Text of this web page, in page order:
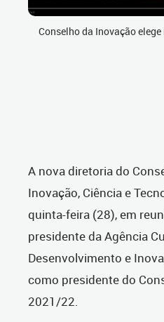
Conselho da Inovação
A nova diretoria do
Inovação, Ciência e
quinta-feira (28), em
presidente da Agência
Desenvolvimento e
como presidente do
2021/22.